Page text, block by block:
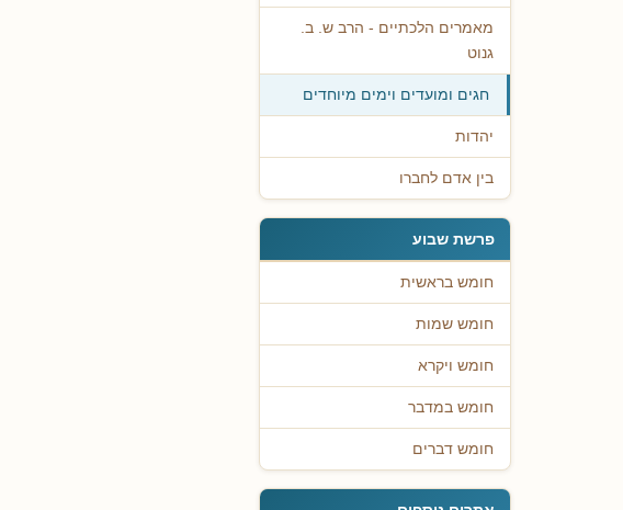
מאמרים הלכתיים - הרב ש. ב.
גנוט
חגים ומועדים וימים מיוחדים
יהדות
בין אדם לחברו
פרשת שבוע
חומש בראשית
חומש שמות
חומש ויקרא
חומש במדבר
חומש דברים